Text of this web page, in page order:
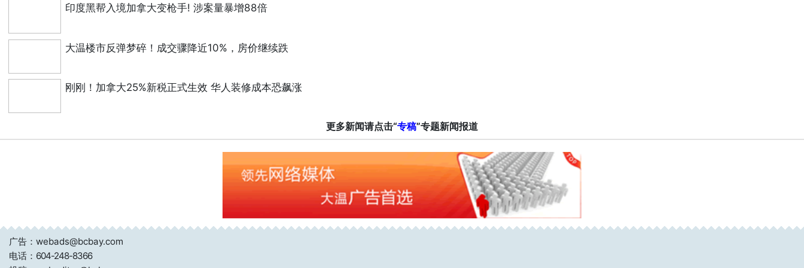
印度黑帮入境加拿大变枪手! 涉案量暴增88倍
大温楼市反弹梦碎！成交骤降近10%，房价继续跌
刚刚！加拿大25%新税正式生效 华人装修成本恐飙涨
更多新闻请点击“专稿”专题新闻报道
广告：webads@bcbay.com
电话： 604-248-8366